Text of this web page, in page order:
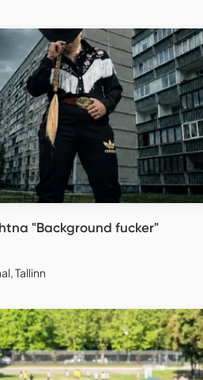
"Background fucker"
Tallinn